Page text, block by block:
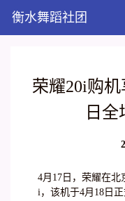
衡水舞蹈社团
荣耀20i购
日全
4月17日，荣耀在北
i，该机于4月18日